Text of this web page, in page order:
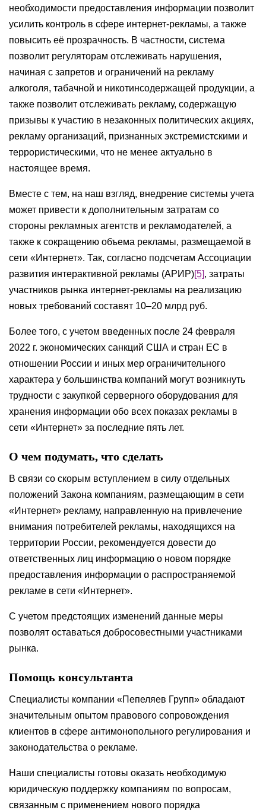
необходимости предоставления информации позволит
усилить контроль в сфере интернет-рекламы, а также
повысить её прозрачность. В частности, система
позволит регуляторам отслеживать нарушения,
начиная с запретов и ограничений на рекламу
алкоголя, табачной и никотинсодержащей продукции, а
также позволит отслеживать рекламу, содержащую
призывы к участию в незаконных политических акциях,
рекламу организаций, признанных экстремистскими и
террористическими, что не менее актуально в
настоящее время.
Вместе с тем, на наш взгляд, внедрение системы учета
может привести к дополнительным затратам со
стороны рекламных агентств и рекламодателей, а
также к сокращению объема рекламы, размещаемой в
сети «Интернет». Так, согласно подсчетам Ассоциации
развития интерактивной рекламы (АРИР)[5], затраты
участников рынка интернет-рекламы на реализацию
новых требований составят 10–20 млрд руб.
Более того, с учетом введенных после 24 февраля
2022 г. экономических санкций США и стран ЕС в
отношении России и иных мер ограничительного
характера у большинства компаний могут возникнуть
трудности с закупкой серверного оборудования для
хранения информации обо всех показах рекламы в
сети «Интернет» за последние пять лет.
О чем подумать, что сделать
В связи со скорым вступлением в силу отдельных
положений Закона компаниям, размещающим в сети
«Интернет» рекламу, направленную на привлечение
внимания потребителей рекламы, находящихся на
территории России, рекомендуется довести до
ответственных лиц информацию о новом порядке
предоставления информации о распространяемой
рекламе в сети «Интернет».
С учетом предстоящих изменений данные меры
позволят оставаться добросовестными участниками
рынка.
Помощь консультанта
Специалисты компании «Пепеляев Групп» обладают
значительным опытом правового сопровождения
клиентов в сфере антимонопольного регулирования и
законодательства о рекламе.
Наши специалисты готовы оказать необходимую
юридическую поддержку компаниям по вопросам,
связанным с применением нового порядка